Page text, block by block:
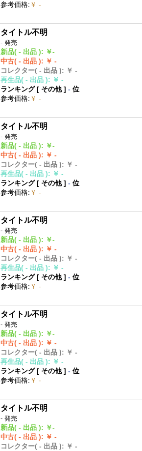
参考価格: ￥ -
タイトル不明
- 発売
新品( - 出品 ): ￥-
中古( - 出品 ): ￥ -
コレクター( - 出品 ): ￥ -
再生品( - 出品 ): ￥ -
ランキング [ その他]- 位
参考価格: ￥ -
タイトル不明
- 発売
新品( - 出品 ): ￥-
中古( - 出品 ): ￥ -
コレクター( - 出品 ): ￥ -
再生品( - 出品 ): ￥ -
ランキング [ その他]- 位
参考価格: ￥ -
タイトル不明
- 発売
新品( - 出品 ): ￥-
中古( - 出品 ): ￥ -
コレクター( - 出品 ): ￥ -
再生品( - 出品 ): ￥ -
ランキング [ その他]- 位
参考価格: ￥ -
タイトル不明
- 発売
新品( - 出品 ): ￥-
中古( - 出品 ): ￥ -
コレクター( - 出品 ): ￥ -
再生品( - 出品 ): ￥ -
ランキング [ その他]- 位
参考価格: ￥ -
タイトル不明
- 発売
新品( - 出品 ): ￥-
中古( - 出品 ): ￥ -
コレクター( - 出品 ): ￥ -